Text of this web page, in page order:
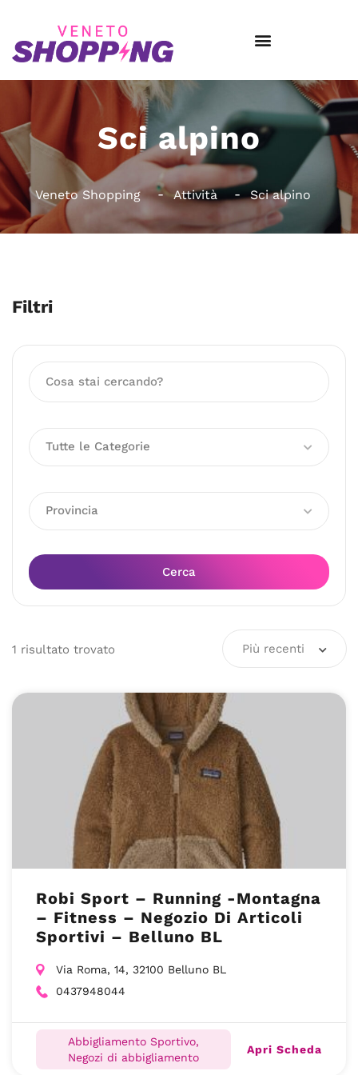
Sci alpino
Veneto Shopping Attività Sci alpino
Filtri
Tutte le Categorie
Provincia
Cerca
1 risultato trovato Più recenti
Robi Sport – Running -Montagna
– Fitness – Negozio Di Articoli
Sportivi – Belluno BL
Via Roma, 14, 32100 Belluno BL
0437948044
Abbigliamento Sportivo,
Negozi di abbigliamento
Apri Scheda